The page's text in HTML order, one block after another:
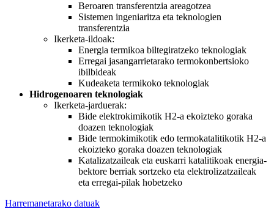
Beroaren transferentzia areagotzea
Sistemen ingeniaritza eta teknologien
transferentzia
Ikerketa-ildoak:
Energia termikoa biltegiratzeko teknologiak
Erregai jasangarrietarako termokonbertsioko
ibilbideak
Kudeaketa termikoko teknologiak
Hidrogenoaren teknologiak
Ikerketa-jarduerak:
Bide elektrokimikotik H2-a ekoizteko goraka
doazen teknologiak
Bide termokimikotik edo termokatalitikotik H2-a
ekoizteko goraka doazen teknologiak
Katalizatzaileak eta euskarri katalitikoak energia-
bektore berriak sortzeko eta elektrolizatzaileak
eta erregai-pilak hobetzeko
Harremanetarako datuak